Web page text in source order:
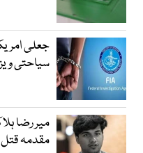
جعلی
سیاحتی
میر رضا
مقدمہ